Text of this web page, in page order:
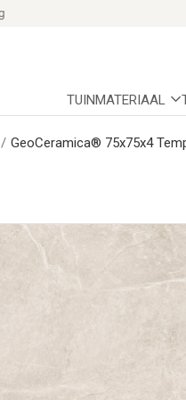
TUINMATERIAAL
/ GeoCeramica® 75x75x4